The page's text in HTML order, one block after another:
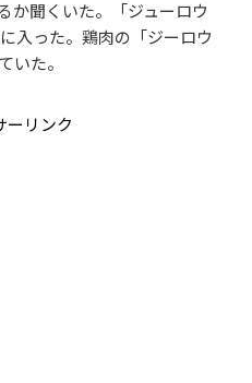
か聞くいた。「ジューロウ
入った。鶏肉の「ジーロウ
いた。
ーリンク